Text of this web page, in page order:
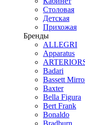
Столовая
Детская
Прихожая
Бренды
ALLEGRI
Apparatus
Badari
Bassett
Baxter
Bella Figura
Bert Frank
Bonaldo
Bradburn